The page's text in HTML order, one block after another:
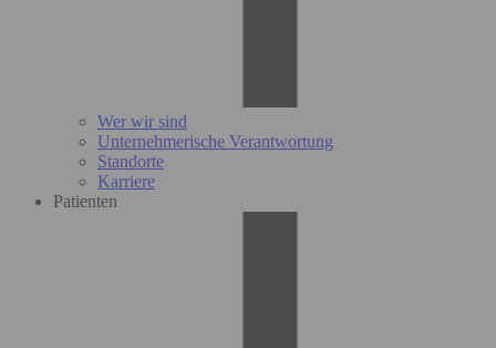
Wer wir sind
Unternehmerische Verantwortung
Standorte
Karriere
Patienten